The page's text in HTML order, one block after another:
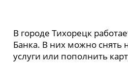
В городе Тихорецк
Банка. В них можно снять
услуги или пополнить